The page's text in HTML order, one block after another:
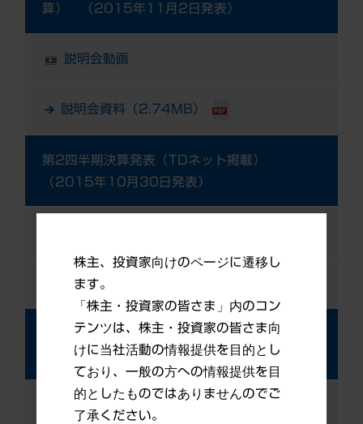
算） （2015年11月2日発表）
説明会動画
説明会資料（2.74MB）
第2四半期決算発表（TDネット掲載）
（2015年10月30日発表）
第2四半期決算補足資料（770KB）
第1四半期決算発表（TDネット掲載）
（2015年7月31日発表）
第1四半期決算短信（306KB）
株主、投資家向けのページに遷移し
ます。
「株主・投資家の皆さま」内のコン
テンツは、株主・投資家の皆さま向
けに当社活動の情報提供を目的とし
ており、一般の方への情報提供を目
的としたものではありませんのでご
了承ください。